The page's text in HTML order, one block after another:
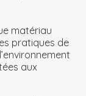
matériau
pratiques de
aux